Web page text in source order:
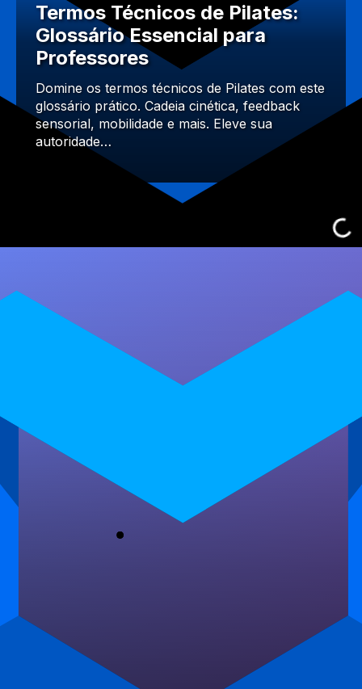
Termos Técnicos de Pilates:
Glossário Essencial para
Professores
Domine os termos técnicos de Pilates com este
glossário prático. Cadeia cinética, feedback
sensorial, mobilidade e mais. Eleve sua
autoridade…